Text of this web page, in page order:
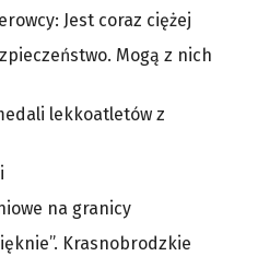
Jest coraz ciężej
Mogą z nich
lekkoatletów z
na granicy
Krasnobrodzkie